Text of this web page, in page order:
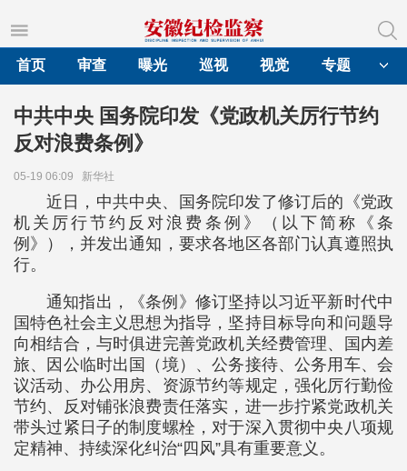
首页
审查 曝光 巡视 视觉 专题
中共中央 国务院印发《党政机关厉行节约
反对浪费条例》
05-19 06:09 新华社
近日，中共中央、国务院印发了修订后的《党政
机关厉行节约反对浪费条例》（以下简称《条
例》），并发出通知，要求各地区各部门认真遵照执
行。
通知指出，《条例》修订坚持以习近平新时代中
国特色社会主义思想为指导，坚持目标导向和问题导
向相结合，与时俱进完善党政机关经费管理、国内差
旅、因公临时出国（境）、公务接待、公务用车、会
议活动、办公用房、资源节约等规定，强化厉行勤俭
节约、反对铺张浪费责任落实，进一步拧紧党政机关
带头过紧日子的制度螺栓，对于深入贯彻中央八项规
定精神、持续深化纠治“四风”具有重要意义。